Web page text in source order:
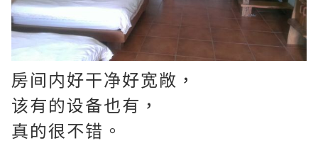
房间内好干净好宽敞，
该有的设备也有，
真的很不错。